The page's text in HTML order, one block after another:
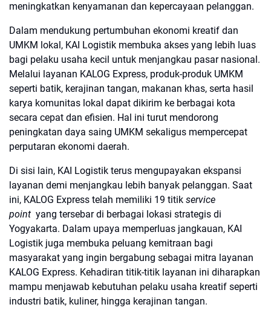
meningkatkan kenyamanan dan kepercayaan pelanggan.
Dalam mendukung pertumbuhan ekonomi kreatif dan
UMKM lokal, KAI Logistik membuka akses yang lebih luas
bagi pelaku usaha kecil untuk menjangkau pasar nasional.
Melalui layanan KALOG Express, produk-produk UMKM
seperti batik, kerajinan tangan, makanan khas, serta hasil
karya komunitas lokal dapat dikirim ke berbagai kota
secara cepat dan efisien. Hal ini turut mendorong
peningkatan daya saing UMKM sekaligus mempercepat
perputaran ekonomi daerah.
Di sisi lain, KAI Logistik terus mengupayakan ekspansi
layanan demi menjangkau lebih banyak pelanggan. Saat
ini, KALOG Express telah memiliki 19 titik service
point yang tersebar di berbagai lokasi strategis di
Yogyakarta. Dalam upaya memperluas jangkauan, KAI
Logistik juga membuka peluang kemitraan bagi
masyarakat yang ingin bergabung sebagai mitra layanan
KALOG Express. Kehadiran titik-titik layanan ini diharapkan
mampu menjawab kebutuhan pelaku usaha kreatif seperti
industri batik, kuliner, hingga kerajinan tangan.